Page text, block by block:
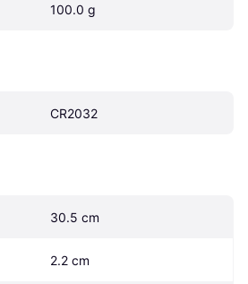
100.0 g
CR2032
30.5 cm
2.2 cm